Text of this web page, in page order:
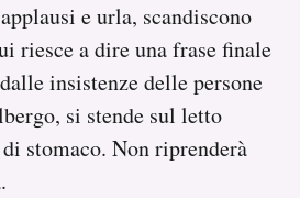
e urla, scandiscono
riesce a dire una frase finale
insistenze delle persone
si stende sul letto
stomaco. Non riprenderà